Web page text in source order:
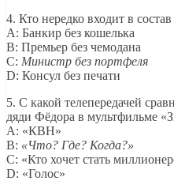
4. Кто нередко входит в
A: Банкир без кошелька
B: Премьер без чемодана
C: Министр без портфеля
D: Консул без печати
5. С какой телепередачей
дяди Фёдора в мультфильме
A: «КВН»
B: «Что? Где? Когда?»
C: «Кто хочет стать
D: «Голос»